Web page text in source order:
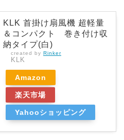
KLK 首掛け扇風機 超軽量
＆コンパクト 巻き付け収
納タイプ(白)
created by Rinker
KLK
Amazon
楽天市場
Yahooショッピング